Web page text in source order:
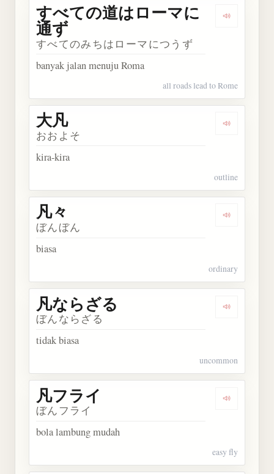
すべての道はローマに
通ず
すべてのみちはローマにつうず
banyak jalan menuju Roma
all roads lead to Rome
Dengarkan
大凡
おおよそ
kira-kira
outline
Dengarkan
凡々
ぼんぼん
biasa
ordinary
Dengarkan
凡ならざる
ぼんならざる
tidak biasa
uncommon
Dengarkan
凡フライ
ぼんフライ
bola lambung mudah
easy fly